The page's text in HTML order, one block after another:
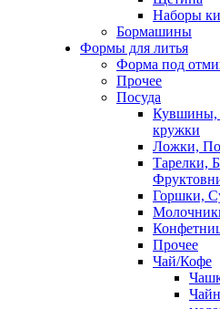
Наборы
Бормашины
Формы для литья
Форма под
Прочее
Посуда
Кувшины,
кружки
Ложки,
Тарелки,
Горшки,
Прочее
Чай/Кофе